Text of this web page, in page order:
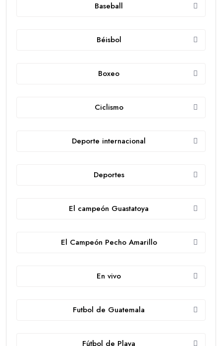
Baseball
Béisbol
Boxeo
Ciclismo
Deporte internacional
Deportes
El campeón Guastatoya
El Campeón Pecho Amarillo
En vivo
Futbol de Guatemala
Fútbol de Playa